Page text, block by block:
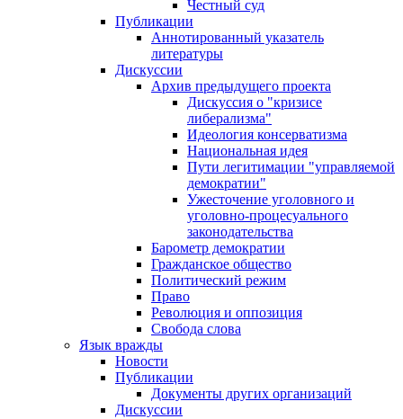
Честный суд
Публикации
Аннотированный указатель
литературы
Дискуссии
Архив предыдущего проекта
Дискуссия о "кризисе
либерализма"
Идеология консерватизма
Национальная идея
Пути легитимации "управляемой
демократии"
Ужесточение уголовного и
уголовно-процесуального
законодательства
Барометр демократии
Гражданское общество
Политический режим
Право
Революция и оппозиция
Свобода слова
Язык вражды
Новости
Публикации
Документы других организаций
Дискуссии